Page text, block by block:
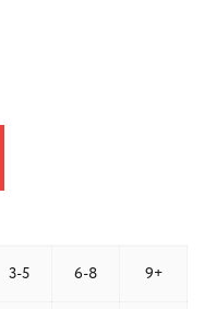
3-5 6-8 9+